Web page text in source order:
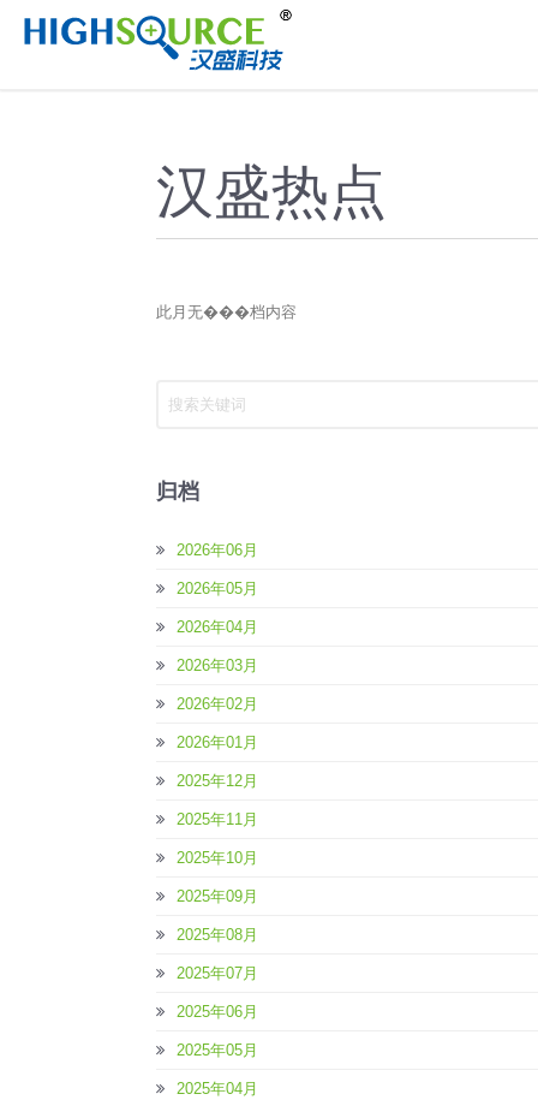
汉盛热点
此月无���档内容
归档
2026年06月
2026年05月
2026年04月
2026年03月
2026年02月
2026年01月
2025年12月
2025年11月
2025年10月
2025年09月
2025年08月
2025年07月
2025年06月
2025年05月
2025年04月